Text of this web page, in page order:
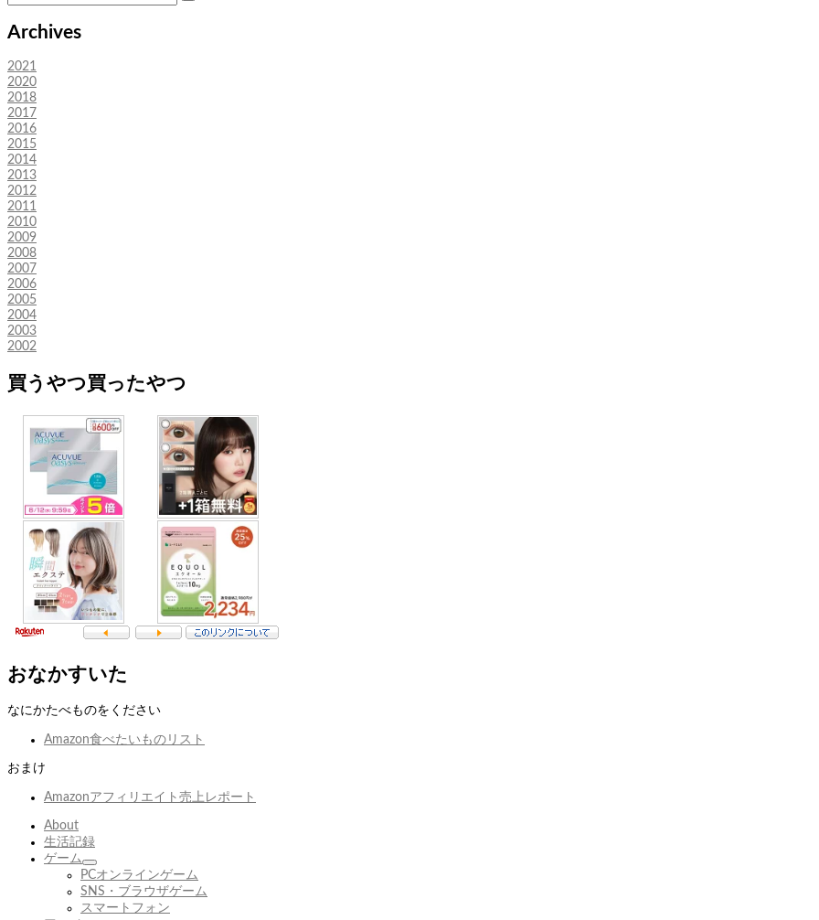
索:
Archives
2021
2020
2018
2017
2016
2015
2014
2013
2012
2011
2010
2009
2008
2007
2006
2005
2004
2003
2002
買うやつ買ったやつ
おなかすいた
なにかたべものをください
Amazon食べたいものリスト
おまけ
Amazonアフィリエイト売上レポート
About
生活記録
ゲーム
サ
ブ
メ
PCオンラインゲーム
SNS・ブラウザゲーム
スマートフォン